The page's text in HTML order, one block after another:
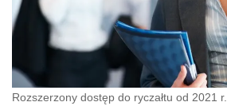
Rozszerzony dostęp do ryczałtu od 2021 r.